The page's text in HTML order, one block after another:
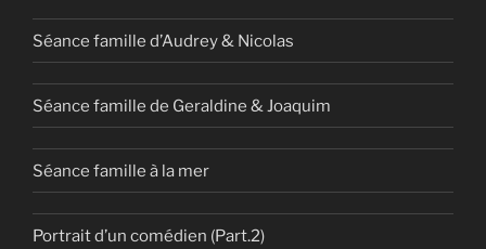
Séance famille d’Audrey & Nicolas
Séance famille de Geraldine & Joaquim
Séance famille à la mer
Portrait d’un comédien (Part.2)